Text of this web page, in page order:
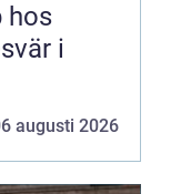
hos
i
augusti 2026